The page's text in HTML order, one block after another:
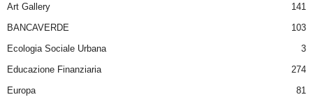
Art Gallery
141
BANCAVERDE
103
Ecologia Sociale Urbana
3
Educazione Finanziaria
274
Europa
81